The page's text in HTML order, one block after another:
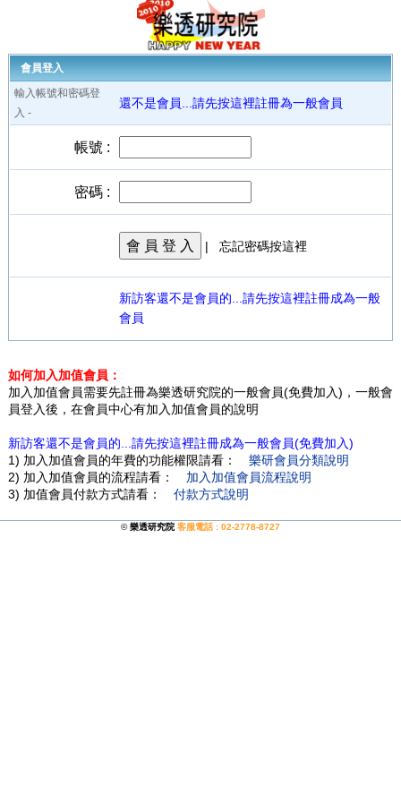
會員登入
輸入帳號和密碼登
入 -
還不是會員...請先按這裡註冊為一般會員
帳號 :
密碼 :
會 員 登 入 | 忘記密碼按這裡
新訪客還不是會員的...請先按這裡註冊成為一般
會員
如何加入加值會員：
加入加值會員需要先註冊為樂透研究院的一般會員(免費加入)，一般會
員登入後，在會員中心有加入加值會員的說明
新訪客還不是會員的...請先按這裡註冊成為一般會員(免費加入)
1) 加入加值會員的年費的功能權限請看： 樂研會員分類說明
2) 加入加值會員的流程請看： 加入加值會員流程說明
3) 加值會員付款方式請看： 付款方式說明
©樂透研究院 客服電話 : 02-2778-8727